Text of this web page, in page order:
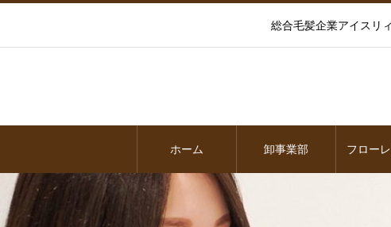
総合毛髪企業アイスリ
ホーム 卸事業部 フロー